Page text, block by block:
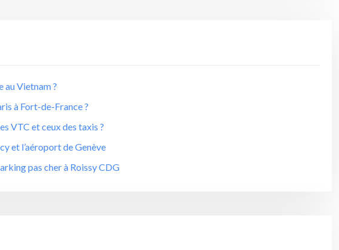
au Vietnam ?
à Fort-de-France ?
VTC et ceux des taxis ?
et l’aéroport de Genève
pas cher à Roissy CDG